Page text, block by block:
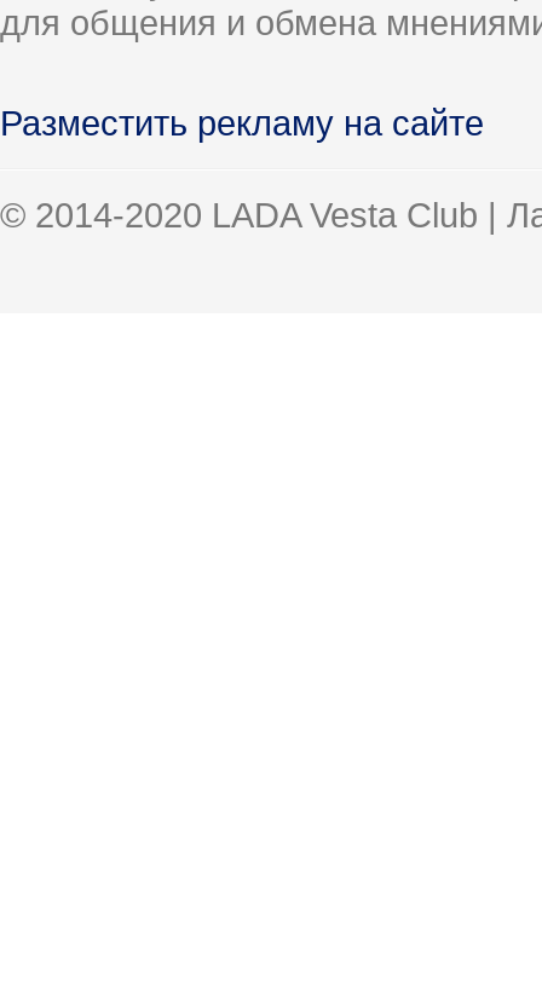
для общения и обмена
Разместить рекламу на сайте
© 2014-2020 LADA Vesta Club |